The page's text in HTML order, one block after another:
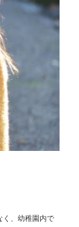
く、幼稚園内で